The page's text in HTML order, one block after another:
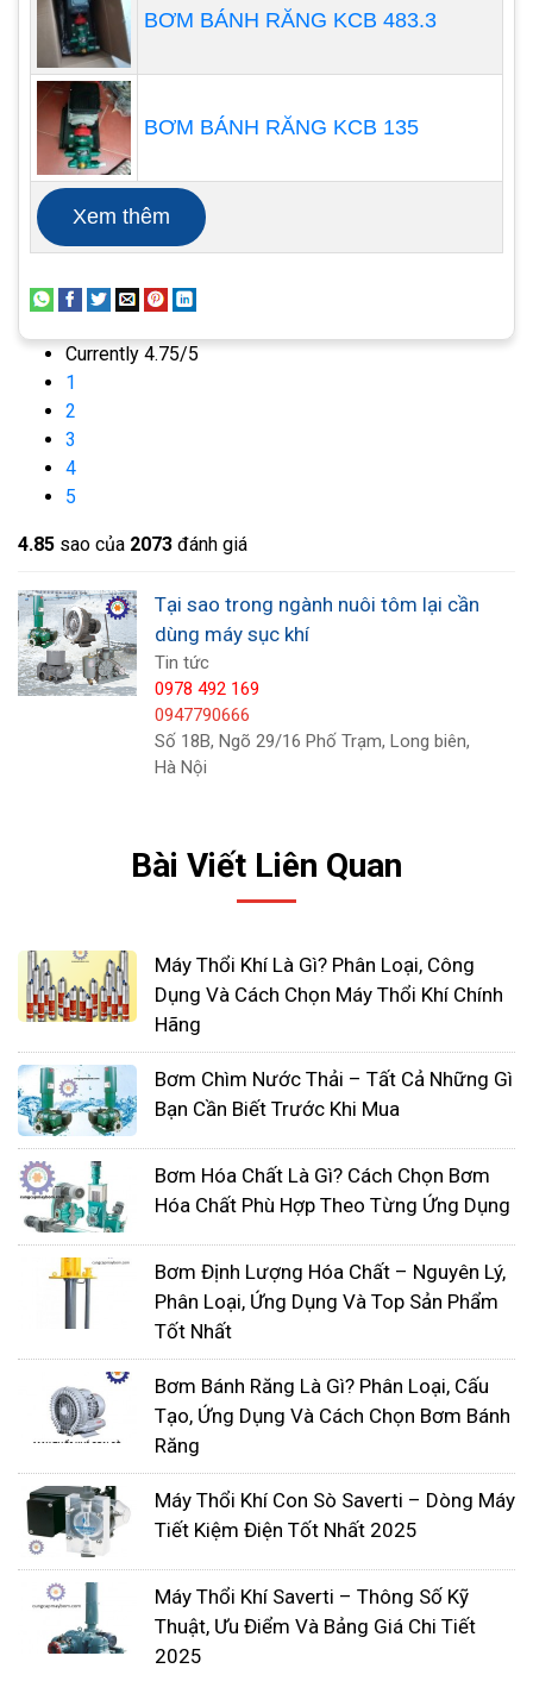
tốn quá nhiều chi phí cho điện năng.
Các tính năng của máy sục khí
nuôi tôm:
Tiết kiệm năng lượng
Cấu trúc đơn giản
Dễ sử dụng
Dễ dàng để bảo trì
Tiếng ồn thấp, một số còn có có miếng đệm
cách âm.
Các thương hiệu máy sục khí
phổ biến tại Viêt Nam
Máy thổi khí TSURUMI
Tsurumi là hãng sản xuấtmáy thổi khícủa Nhật
Bản. Ngày nay, dòng máy thổi khí Tsurumi ngày
càng trở nên phổ biến tại Việt Nam để xử lý nước
thải công nghiệp.
Máy thổi khí HIGHWELL
Heywel Mechanical Co., Ltd là nhà sản xuất và
cung cấp máy thổi khí chuyên nghiệp. Hệ thống
nhà máy Heywel được đặt tại Đài Loan-Trung
BƠM BÁNH RĂNG KCB 483.3
BƠM BÁNH RĂNG KCB 135
Xem thêm
Currently 4.75/5
1
2
3
4
5
4.85 sao của 2073 đánh giá
Tại sao trong ngành nuôi tôm lại cần
dùng máy sục khí
Tin tức
0978 492 169
0947790666
Số 18B, Ngõ 29/16 Phố Trạm, Long biên,
Hà Nội
Bài Viết Liên Quan
Máy Thổi Khí Là Gì? Phân Loại, Công
Dụng Và Cách Chọn Máy Thổi Khí Chính
Hãng
Bơm Chìm Nước Thải – Tất Cả Những Gì
Bạn Cần Biết Trước Khi Mua
Bơm Hóa Chất Là Gì? Cách Chọn Bơm
Hóa Chất Phù Hợp Theo Từng Ứng Dụng
Bơm Định Lượng Hóa Chất – Nguyên Lý,
Phân Loại, Ứng Dụng Và Top Sản Phẩm
Tốt Nhất
Bơm Bánh Răng Là Gì? Phân Loại, Cấu
Tạo, Ứng Dụng Và Cách Chọn Bơm Bánh
Răng
Máy Thổi Khí Con Sò Saverti – Dòng Máy
Tiết Kiệm Điện Tốt Nhất 2025
Máy Thổi Khí Saverti – Thông Số Kỹ
Thuật, Ưu Điểm Và Bảng Giá Chi Tiết
2025